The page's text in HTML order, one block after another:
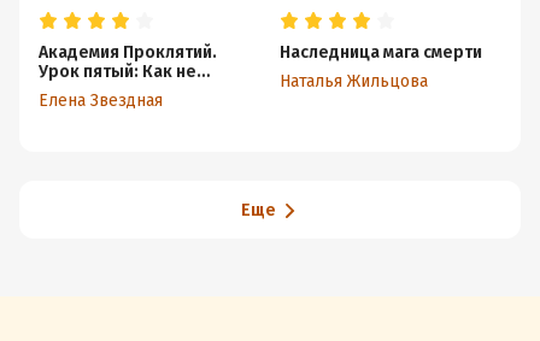
Академия Проклятий.
Урок пятый: Как не
запутаться в древних
клятвах
Елена Звездная
Наследница мага смерти
Наталья Жильцова
Еще